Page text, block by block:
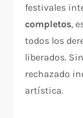
festivales
completos,
todos los
liberados.
rechazado
artística.